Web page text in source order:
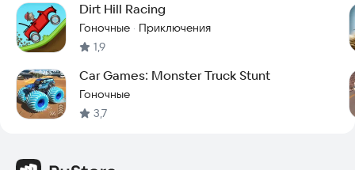
Dirt Hill Racing
Гоночные · Приключения
1,9
Car Games: Monster Truck Stunt
Гоночные
3,7